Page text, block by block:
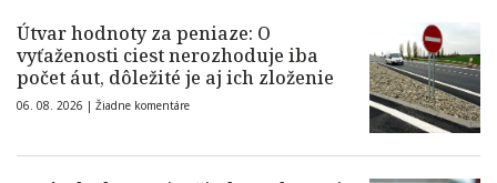
Útvar hodnoty za peniaze: O
vyťaženosti ciest nerozhoduje iba
počet áut, dôležité je aj ich zloženie
06. 08. 2026 | Žiadne komentáre